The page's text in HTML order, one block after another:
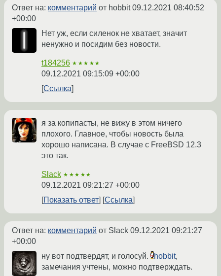
Ответ на: комментарий от hobbit09.12.2021 08:40:52
+00:00
Нет уж, если силенок не хватает, значит
ненужно и посидим без новости.
t184256 ★★★★★
09.12.2021 09:15:09 +00:00
Ссылка
я за копипасты, не вижу в этом ничего
плохого. Главное, чтобы новость была
хорошо написана. В случае с FreeBSD 12.3
это так.
Slack ★★★★★
09.12.2021 09:21:27 +00:00
Показать ответ
Ссылка
Ответ на: комментарий от Slack 09.12.2021 09:21:27
+00:00
ну вот подтвердят, и голосуй.
hobbit,
замечания учтены, можно подтверждать.